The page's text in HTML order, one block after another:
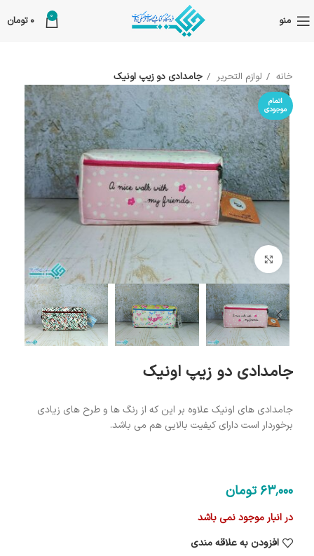
منو 0
0 تومان
خانه لوازم التحریر جامدادی دو زیپ اونیک
اتمام
موجودی
بزرگنمایی تصویر
جامدادی دو زیپ اونیک
جامدادی های اونیک علاوه بر این که از رنگ ها و طرح های زیادی
برخوردار است دارای کیفیت بالایی هم می باشد.
63٬000تومان
در انبار موجود نمی باشد
افزودن به علاقه مندی